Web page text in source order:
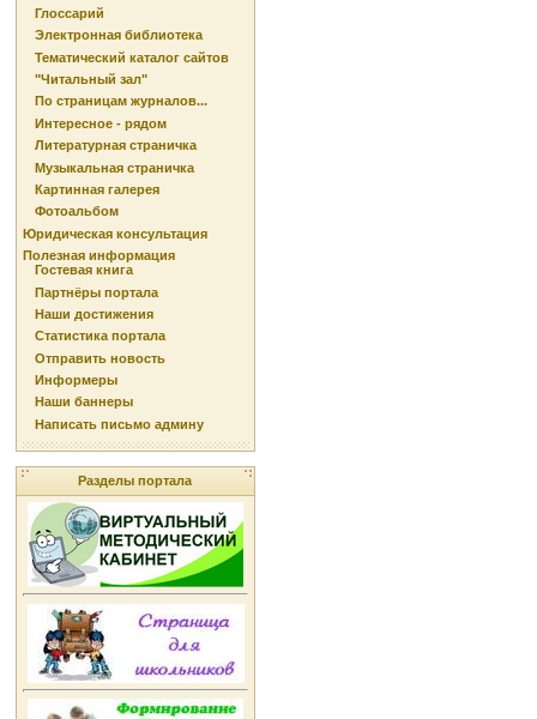
Глоссарий
Электронная библиотека
Тематический каталог сайтов
"Читальный зал"
По страницам журналов...
Интересное - рядом
Литературная страничка
Музыкальная страничка
Картинная галерея
Фотоальбом
Юридическая консультация
Полезная информация
Гостевая книга
Партнёры портала
Наши достижения
Статистика портала
Отправить новость
Информеры
Наши баннеры
Написать письмо админу
Разделы портала